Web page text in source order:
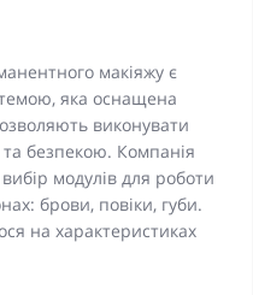
макіяжу є
яка оснащена
виконувати
безпекою. Компанія
модулів для роботи
брови, повіки, губи.
на характеристиках